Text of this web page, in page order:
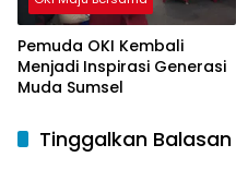
Pemuda OKI Kembali
Menjadi Inspirasi Generasi
Muda Sumsel
Tinggalkan Balasan